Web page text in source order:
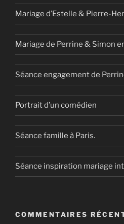
Mariage d’Estelle & Pierre-
Mariage de Perrine & Simon
Séance engagement de
Portrait d’un comédien
Séance famille à Paris.
Séance inspiration mariage
COMMENTAIRES